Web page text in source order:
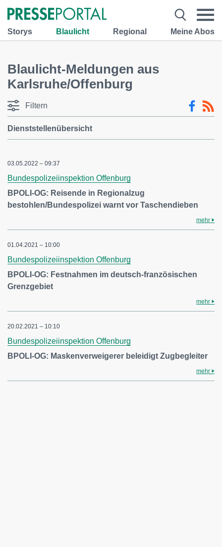
Storys Blaulicht Regional Meine Abos
Blaulicht-Meldungen aus
Karlsruhe/Offenburg
Filtern
Dienststellenübersicht
03.05.2022 – 09:37
Bundespolizeiinspektion Offenburg
BPOLI-OG: Reisende in Regionalzug
bestohlen/Bundespolizei warnt vor Taschendieben
mehr
01.04.2021 – 10:00
Bundespolizeiinspektion Offenburg
BPOLI-OG: Festnahmen im deutsch-französischen
Grenzgebiet
mehr
20.02.2021 – 10:10
Bundespolizeiinspektion Offenburg
BPOLI-OG: Maskenverweigerer beleidigt Zugbegleiter
mehr